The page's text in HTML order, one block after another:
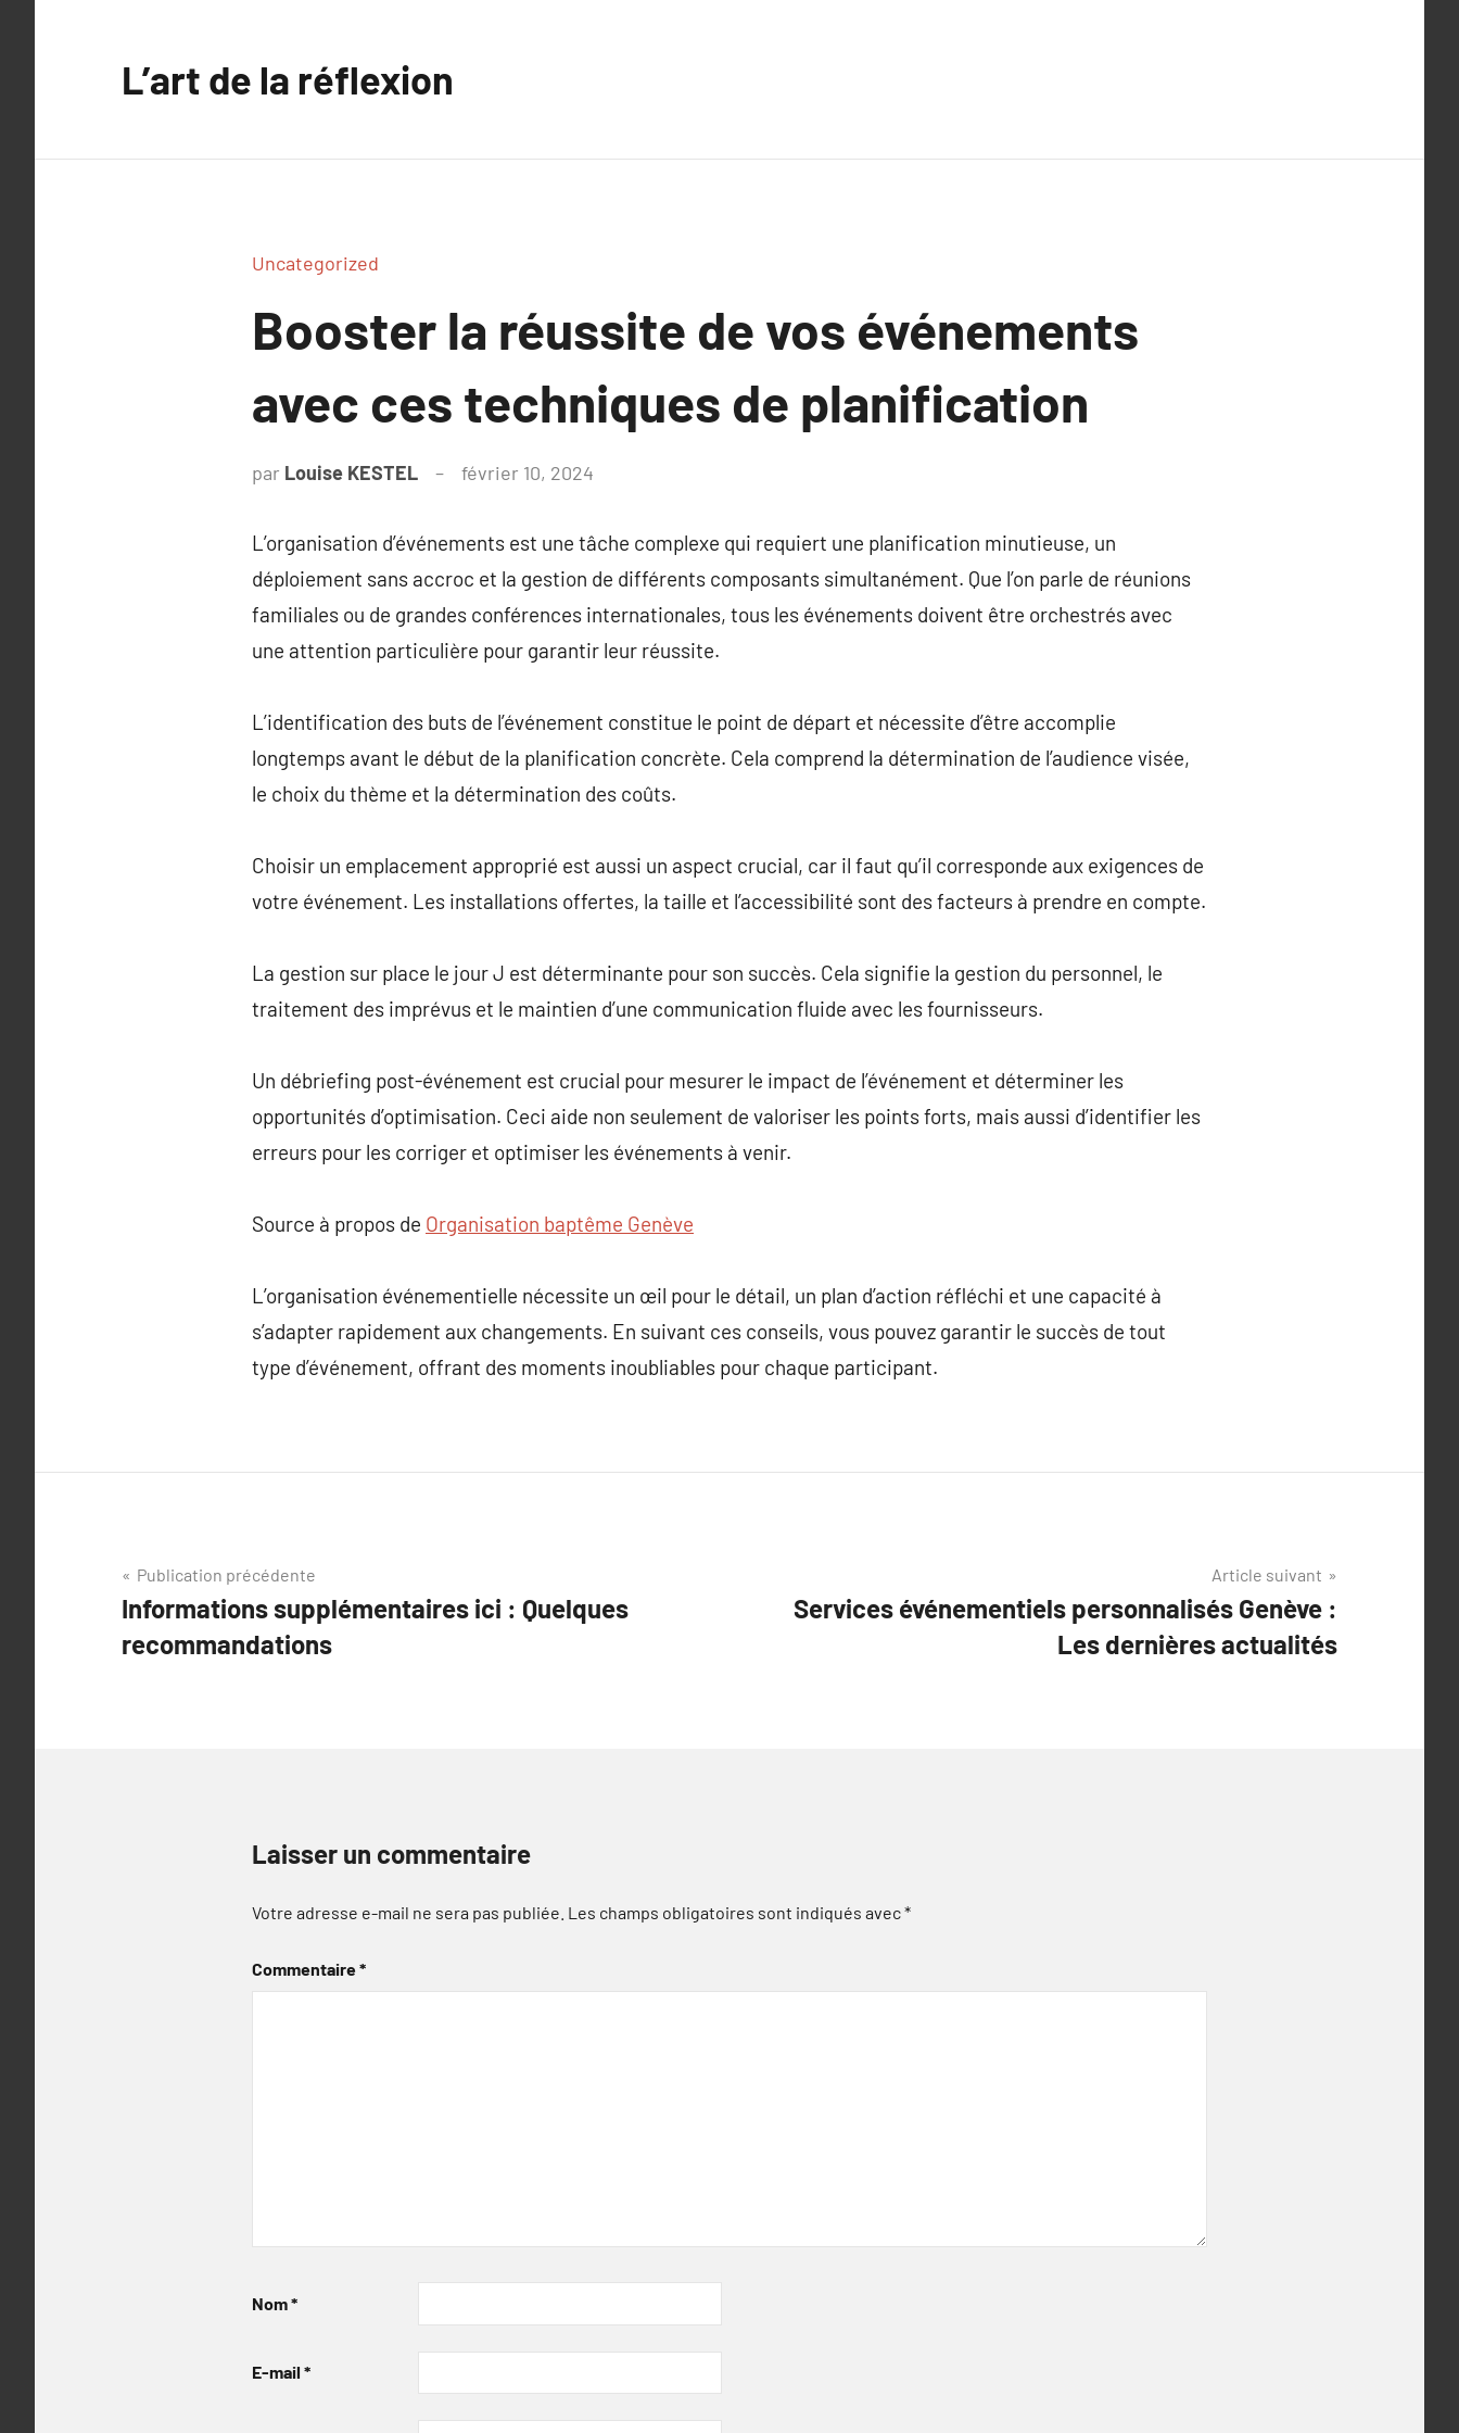
L’art de la réflexion
Uncategorized
Booster la réussite de vos événements
avec ces techniques de planification
par Louise KESTEL février 10, 2024
L’organisation d’événements est une tâche complexe qui requiert une planification minutieuse, un
déploiement sans accroc et la gestion de différents composants simultanément. Que l’on parle de réunions
familiales ou de grandes conférences internationales, tous les événements doivent être orchestrés avec
une attention particulière pour garantir leur réussite.
L’identification des buts de l’événement constitue le point de départ et nécessite d’être accomplie
longtemps avant le début de la planification concrète. Cela comprend la détermination de l’audience visée,
le choix du thème et la détermination des coûts.
Choisir un emplacement approprié est aussi un aspect crucial, car il faut qu’il corresponde aux exigences de
votre événement. Les installations offertes, la taille et l’accessibilité sont des facteurs à prendre en compte.
La gestion sur place le jour J est déterminante pour son succès. Cela signifie la gestion du personnel, le
traitement des imprévus et le maintien d’une communication fluide avec les fournisseurs.
Un débriefing post-événement est crucial pour mesurer le impact de l’événement et déterminer les
opportunités d’optimisation. Ceci aide non seulement de valoriser les points forts, mais aussi d’identifier les
erreurs pour les corriger et optimiser les événements à venir.
Source à propos de Organisation baptême Genève
L’organisation événementielle nécessite un œil pour le détail, un plan d’action réfléchi et une capacité à
s’adapter rapidement aux changements. En suivant ces conseils, vous pouvez garantir le succès de tout
type d’événement, offrant des moments inoubliables pour chaque participant.
Navigation
de
l’article
Publication précédente
Informations supplémentaires ici : Quelques
recommandations
Article suivant
Services événementiels personnalisés Genève :
Les dernières actualités
Laisser un commentaire
Votre adresse e-mail ne sera pas publiée. Les champs obligatoires sont indiqués avec*
Commentaire*
Nom*
E-mail *